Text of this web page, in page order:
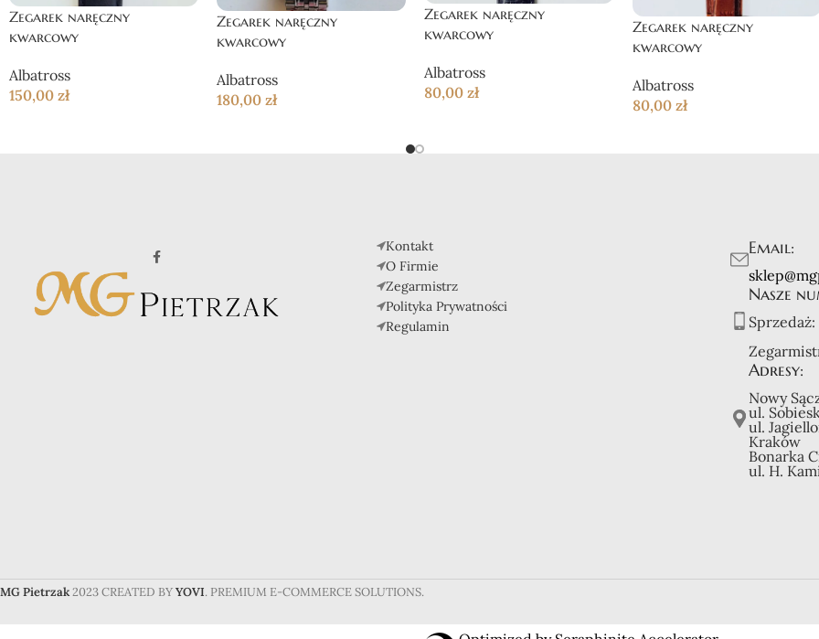
Zegarek naręczny
kwarcowy
Albatross
150,00 zł
Zegarek naręczny
kwarcowy
Albatross
180,00zł
Zegarek naręczny
kwarcowy
Albatross
80,00zł
Zegarek naręczny
kwarcowy
Albatross
80,00 zł
Kontakt
O Firmie
Zegarmistrz
Polityka Prywatności
Regulamin
Email:
Nasze
Sprzedaż:
Adresy:
Nowy
ul.
ul.
Kraków
Bonarka
ul. H.
MG Pietrzak2023 CREATED BYYOVI. PREMIUM E-COMMERCE SOLUTIONS.